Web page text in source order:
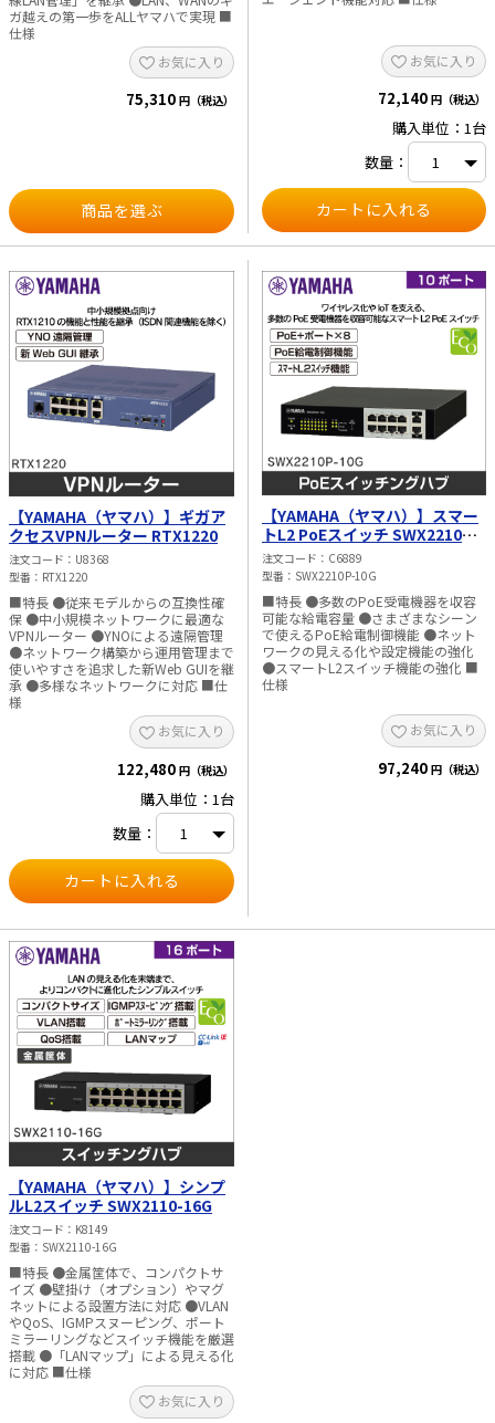
ガ越えの第一歩をALLヤマハで実現 ■
仕様
お気に入り
75,310 円（税込）
商品を選ぶ
お気に入り
72,140 円（税込）
購入単位：1台
数量：
【YAMAHA（ヤマハ）】ギガア
クセスVPNルーター RTX1220
注文コード
U8368
型番
RTX1220
■特長 ●従来モデルからの互換性確
保 ●中小規模ネットワークに最適な
VPNルーター ●YNOによる遠隔管理
●ネットワーク構築から運用管理まで
使いやすさを追求した新Web GUIを継
承 ●多様なネットワークに対応 ■仕
様
お気に入り
122,480 円（税込）
購入単位：1台
数量：
【YAMAHA（ヤマハ）】スマー
トL2 PoEスイッチ SWX2210P-
10G
注文コード
C6889
型番
SWX2210P-10G
■特長 ●多数のPoE受電機器を収容
可能な給電容量 ●さまざまなシーン
で使えるPoE給電制御機能 ●ネット
ワークの見える化や設定機能の強化
●スマートL2スイッチ機能の強化 ■
仕様
お気に入り
97,240 円（税込）
【YAMAHA（ヤマハ）】シンプ
ルL2スイッチ SWX2110-16G
注文コード
K8149
型番
SWX2110-16G
■特長 ●金属筐体で、コンパクトサ
イズ ●壁掛け（オプション）やマグ
ネットによる設置方法に対応 ●VLAN
やQoS、IGMPスヌーピング、ポート
ミラーリングなどスイッチ機能を厳選
搭載 ●「LANマップ」による見える化
に対応 ■仕様
お気に入り